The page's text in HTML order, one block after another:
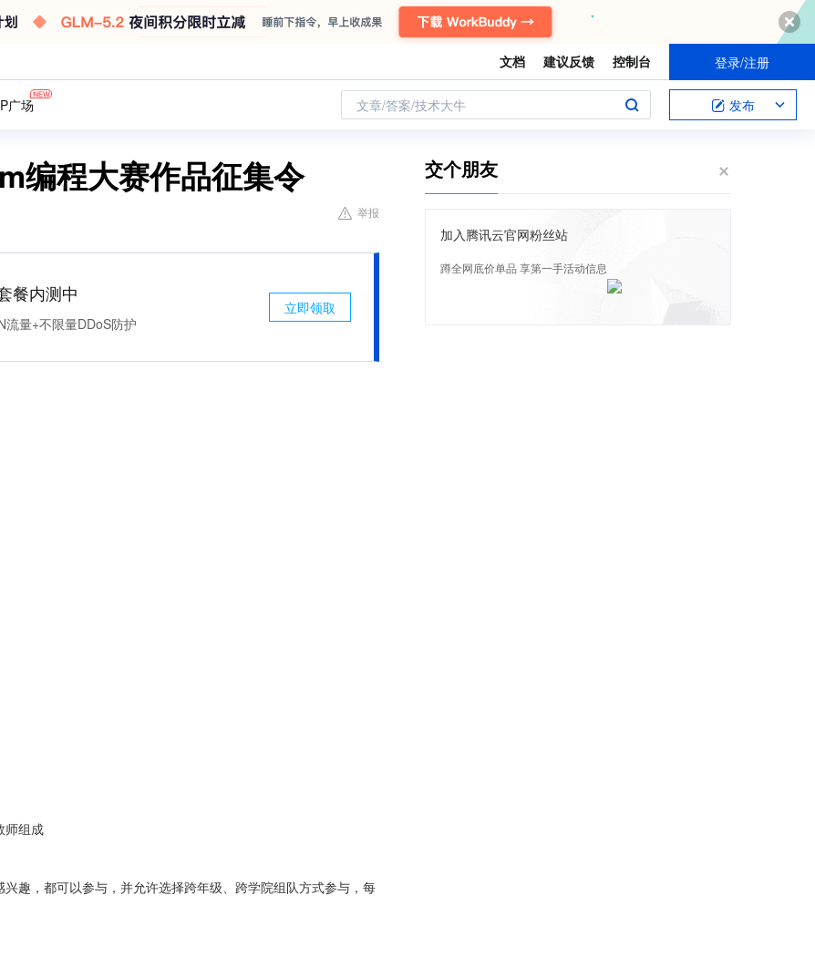
文档 建议反馈 控制台 登录/注册
广场 文章/答案/技术大牛 发布
编程大赛作品征集令
举报
餐内测中
流量+不限量DDoS防护
立即领取
师组成
趣，都可以参与，并允许选择跨年级、跨学院组队方式参与，每
交个朋友
加入腾讯云官网粉丝站
蹲全网底价单品 享第一手活动信息